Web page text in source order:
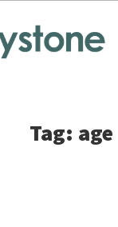
Tag: age